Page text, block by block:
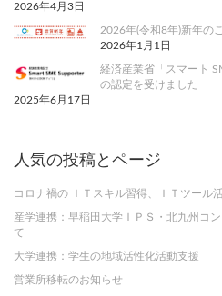
2026年4月3日
2026年(令和8年)新年の
2026年1月1日
経済産業省「スマート
の認定を受けました
2025年6月17日
人気の投稿とページ
コロナ禍の ＩＴスキル習得、ＩＴツール
産学連携：早稲田大学ＩＰＳ・北九州コ
て
大学連携：学生の地域活性化活動支援
営業所移転のお知らせ